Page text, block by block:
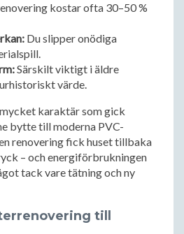
kostar ofta 30–50 %
Du slipper onödiga
Särskilt viktigt i äldre
värde.
karaktär som gick
bytte till moderna PVC-
renovering fick huset tillbaka
– och energiförbrukningen
tack vare tätning och ny
till